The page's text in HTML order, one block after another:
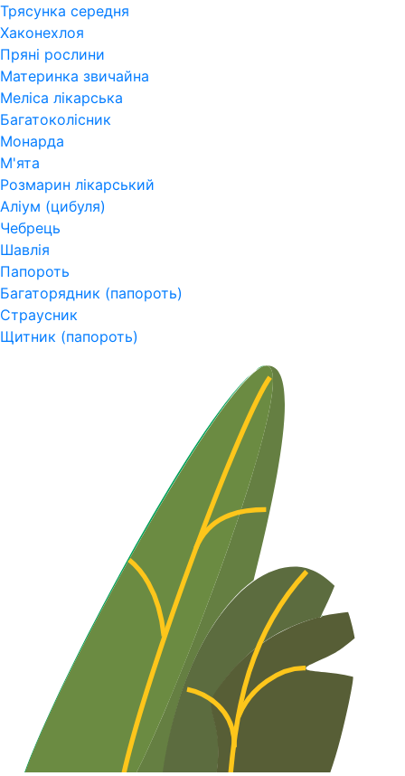
Трясунка середня
Хаконехлоя
Пряні рослини
Материнка звичайна
Меліса лікарська
Багатоколісник
Монарда
М'ята
Розмарин лікарський
Аліум (цибуля)
Чебрець
Шавлія
Папороть
Багаторядник (папороть)
Страусник
Щитник (папороть)